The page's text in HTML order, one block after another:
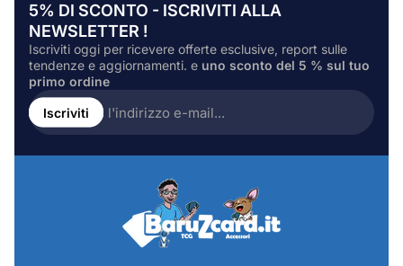
5% DI SCONTO - ISCRIVITI ALLA
NEWSLETTER !
Iscriviti oggi per ricevere offerte esclusive, report sulle
tendenze e aggiornamenti. e uno sconto del 5 % sul tuo
primo ordine
Inserire
l'indirizzo
e-
Iscriviti